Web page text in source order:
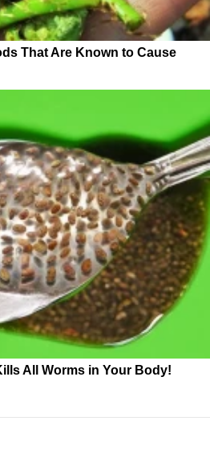
That Are Known to Cause
All Worms in Your Body!